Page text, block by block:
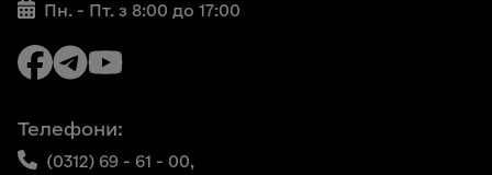
Пн. - Пт. з 8:00 до 17:00
Телефони:
(0312) 69 - 61 - 00,